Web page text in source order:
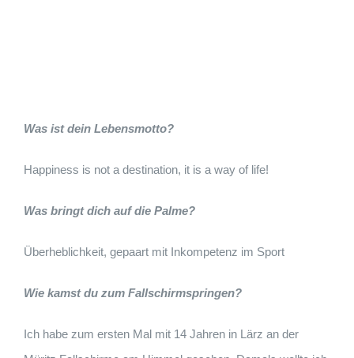
Was ist dein Lebensmotto?
Happiness is not a destination, it is a way of life!
Was bringt dich auf die Palme?
Überheblichkeit, gepaart mit Inkompetenz im Sport
Wie kamst du zum Fallschirmspringen?
Ich habe zum ersten Mal mit 14 Jahren in Lärz an der